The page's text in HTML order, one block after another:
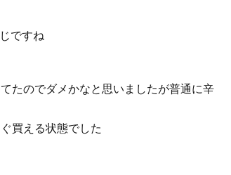
ですね
たのでダメかなと思いましたが普通に辛
買える状態でした